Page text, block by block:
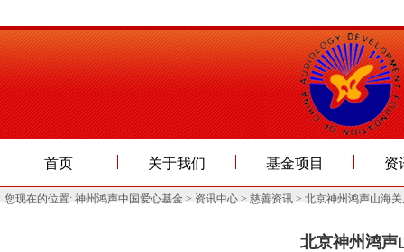
首页 关于我们 基金项目 资
您现在的位置: 神州鸿声中国爱心基金 > 资讯中心 > 慈善资讯 > 北京神州鸿声山海
北京神州鸿声